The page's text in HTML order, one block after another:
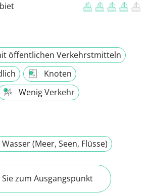
öffentlichen Verkehrstmitteln
Knoten
Wenig Verkehr
Wasser (Meer, Seen, Flüsse)
zum Ausgangspunkt